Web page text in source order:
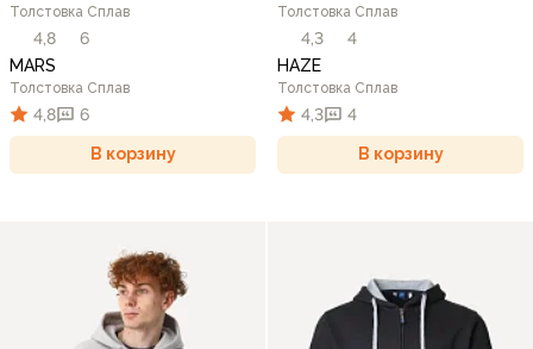
Толстовка Сплав
4,8
6
MARS
Толстовка Сплав
4,8 6
В корзину
Толстовка Сплав
4,3
4
HAZE
Толстовка Сплав
4,3 4
В корзину